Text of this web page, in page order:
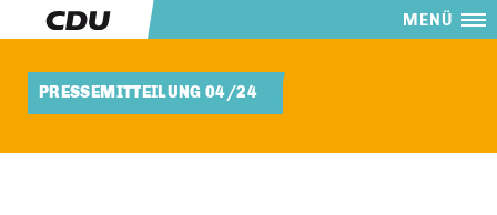
MENÜ
PRESSEMITTEILUNG 04/24